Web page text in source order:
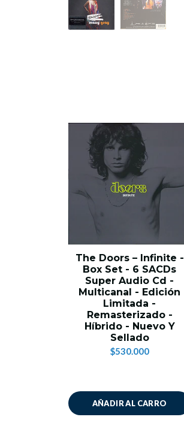
The Doors – Infinite -
Box Set - 6 SACDs
Super Audio Cd -
Multicanal - Edición
Limitada -
Remasterizado -
Híbrido - Nuevo Y
Sellado
$530.000
AÑADIR AL CARRO